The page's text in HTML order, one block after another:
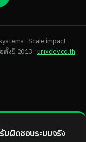
· Scale impact
ตั้งปี 2013 · unixdev.co.th
บผิดชอบระบบจริง